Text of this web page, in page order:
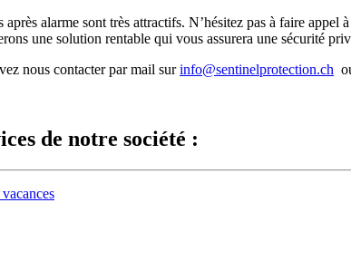
alarme sont très attractifs. N’hésitez pas à faire
une solution rentable qui vous assurera une sécurité
nous contacter par mail surinfo@sentinelprotection.ch
de notre société :